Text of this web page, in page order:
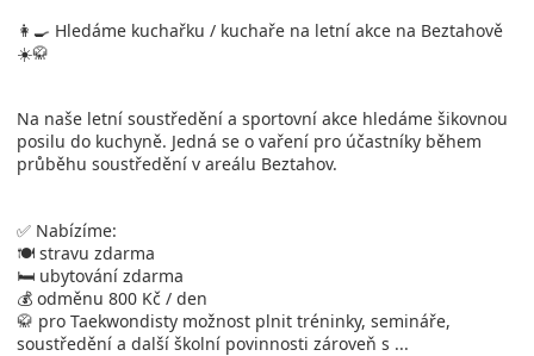
👩‍🍳 Hledáme kuchařku / kuchaře na letní akce na Beztahově
☀️🥋
Na naše letní soustředění a sportovní akce hledáme šikovnou
posilu do kuchyně. Jedná se o vaření pro účastníky během
průběhu soustředění v areálu Beztahov.
✅ Nabízíme:
🍽️ stravu zdarma
🛏️ ubytování zdarma
💰 odměnu 800 Kč / den
🥋 pro Taekwondisty možnost plnit tréninky, semináře,
soustředění a další školní povinnosti zároveň s ...